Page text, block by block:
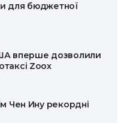
для бюджетної
вперше дозволили
Zoox
Чен Ину рекордні